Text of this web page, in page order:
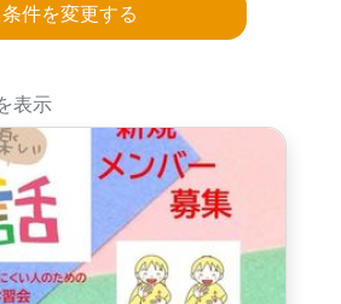
条件を変更する
表示